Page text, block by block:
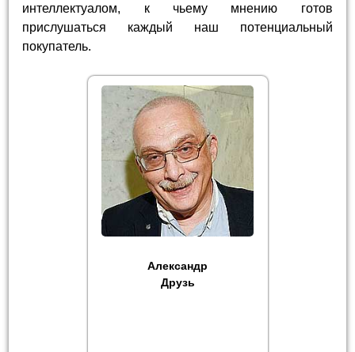
интеллектуалом, к чьему мнению готов
прислушаться каждый наш потенциальный
покупатель.
Александр
Друзь